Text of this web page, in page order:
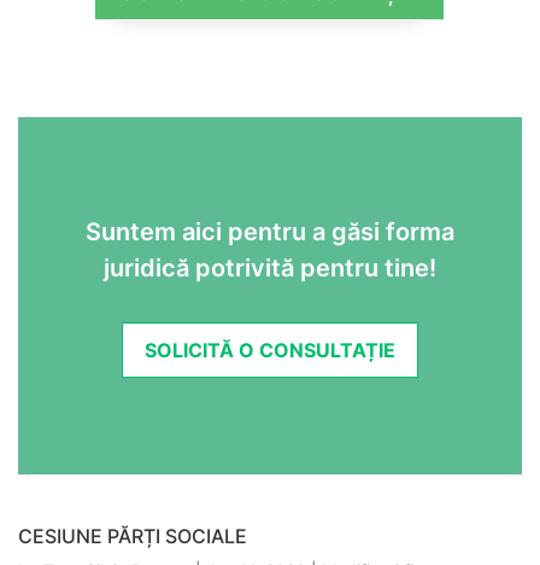
Suntem aici pentru a găsi forma
juridică potrivită pentru tine!
SOLICITĂ O CONSULTAȚIE
CESIUNE PĂRȚI SOCIALE